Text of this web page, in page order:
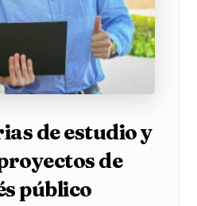
de estudio y
de
público